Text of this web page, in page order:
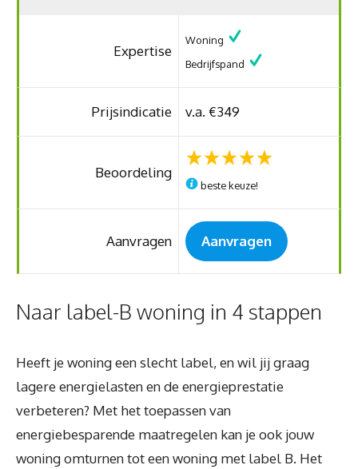
Expertise
Woning
Bedrijfspand
Prijsindicatie v.a. €349
Beoordeling
beste keuze!
Aanvragen Aanvragen
Naar label-B woning in 4 stappen
Heeft je woning een slecht label, en wil jij graag
lagere energielasten en de energieprestatie
verbeteren? Met het toepassen van
energiebesparende maatregelen kan je ook jouw
woning omturnen tot een woning met label B. Het